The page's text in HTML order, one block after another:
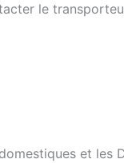
le
et les